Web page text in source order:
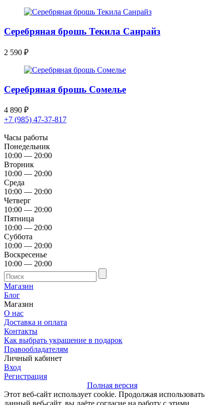
Серебряная брошь Текила Санрайз
2 590 ₽
Серебряная брошь Сомелье
4 890 ₽
+7 (985) 47-37-817
Часы работы
Понедельник
10:00 — 20:00
Вторник
10:00 — 20:00
Среда
10:00 — 20:00
Четверг
10:00 — 20:00
Пятница
10:00 — 20:00
Суббота
10:00 — 20:00
Воскресенье
10:00 — 20:00
Магазин
Блог
Магазин
О нас
Доставка и оплата
Контакты
Как выбрать украшение в подарок
Правообладателям
Личный кабинет
Вход
Регистрация
Полная версия
Этот веб-сайт использует cookie. Продолжая использовать